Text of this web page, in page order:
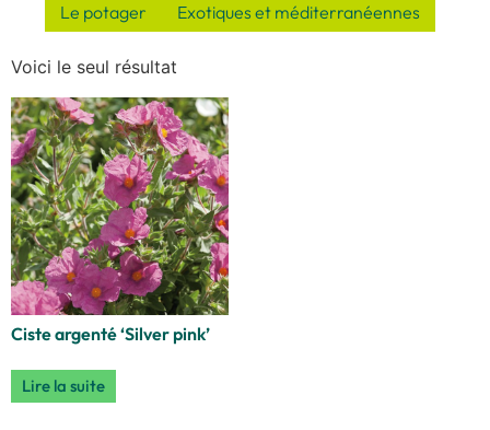
Le potager
Exotiques et méditerranéennes
Voici le seul résultat
Ciste argenté ‘Silver pink’
Lire la suite